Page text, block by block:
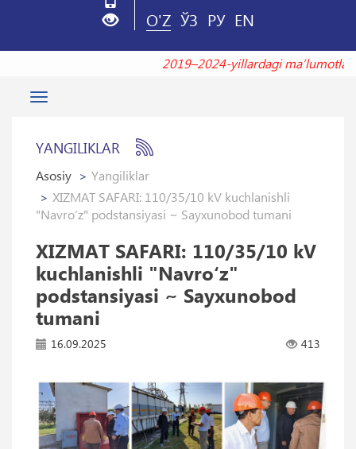
O'Z ЎЗ РУ EN
2019–2024-yillardagi
Toggle
YANGILIKLAR
Asosiy
Yangiliklar
XIZMAT SAFARI: 110/35/10 kV kuchlanishli
"Navro‘z" podstansiyasi ~ Sayxunobod tumani
XIZMAT SAFARI: 110/35/10 kV
kuchlanishli "Navro‘z"
podstansiyasi ~ Sayxunobod
tumani
16.09.2025 413